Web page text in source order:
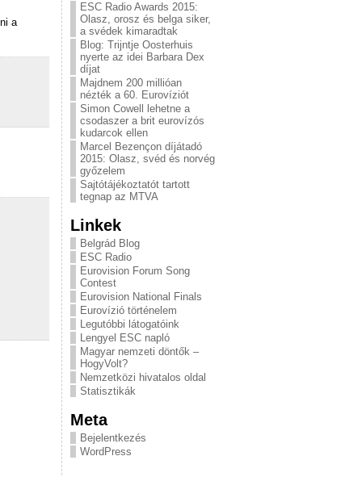
a
ESC Radio Awards 2015:
Olasz, orosz és belga siker,
a svédek kimaradtak
Blog: Trijntje Oosterhuis
nyerte az idei Barbara Dex
díjat
Majdnem 200 millióan
nézték a 60. Eurovíziót
Simon Cowell lehetne a
csodaszer a brit eurovízós
kudarcok ellen
Marcel Bezençon díjátadó
2015: Olasz, svéd és norvég
győzelem
Sajtótájékoztatót tartott
tegnap az MTVA
Linkek
Belgrád Blog
ESC Radio
Eurovision Forum Song
Contest
Eurovision National Finals
Eurovízió történelem
Legutóbbi látogatóink
Lengyel ESC napló
Magyar nemzeti döntők –
HogyVolt?
Nemzetközi hivatalos oldal
Statisztikák
Meta
Bejelentkezés
WordPress